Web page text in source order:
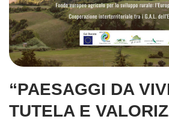
“PAESAGGI DA
TUTELA E